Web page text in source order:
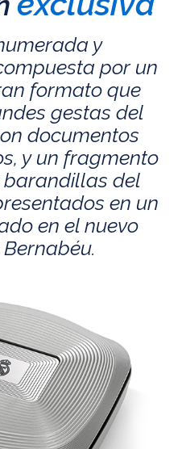
y
por un
formato que
gestas del
documentos
y un fragmento
del
en un
en el nuevo